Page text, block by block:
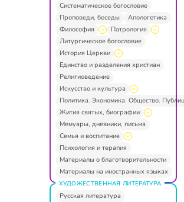
Систематическое богословие
Проповеди, беседы
Апологетика
Философия
Патрология
Литургическое богословие
История Церкви
Единство и разделения христиан
Религиоведение
Искусство и культура
Политика. Экономика. Общество.
Жития святых, биографии
Мемуары, дневники, письма
Семья и воспитание
Психология и терапия
Материалы о благотворительности
Материалы на иностранных языках
ХУДОЖЕСТВЕННАЯ ЛИТЕРАТУРА
Русская литература